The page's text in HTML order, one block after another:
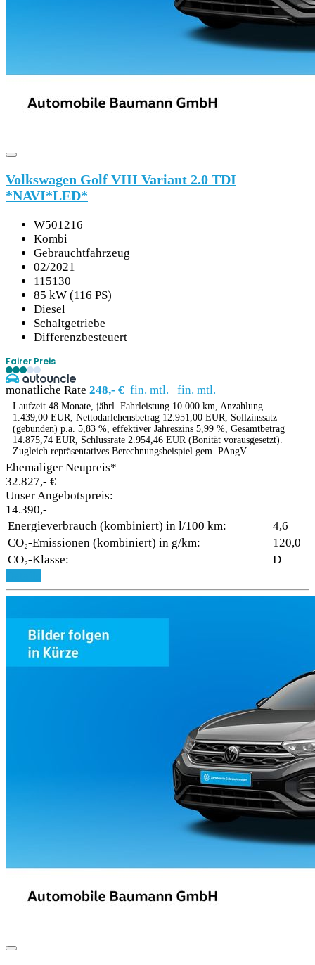
Volkswagen Golf VIII Variant 2.0 TDI
*NAVI*LED*
W501216
Kombi
Gebrauchtfahrzeug
02/2021
115130
85 kW (116 PS)
Diesel
Schaltgetriebe
Differenzbesteuert
Fairer Preis
monatliche Rate 248,- € fin. mtl. fin. mtl.
Laufzeit 48 Monate, jährl. Fahrleistung 10.000 km, Anzahlung
1.439,00 EUR, Nettodarlehensbetrag 12.951,00 EUR, Sollzinssatz
(gebunden) p.a. 5,83 %, effektiver Jahreszins 5,99 %, Gesamtbetrag
14.875,74 EUR, Schlussrate 2.954,46 EUR (Bonität vorausgesetzt).
Zugleich repräsentatives Berechnungsbeispiel gem. PAngV.
Ehemaliger Neupreis*
32.827,- €
Unser Angebotspreis:
14.390,-
Energieverbrauch (kombiniert) in l/100 km:
4,6
CO₂-Emissionen (kombiniert) in g/km:
120,0
CO₂-Klasse:
D